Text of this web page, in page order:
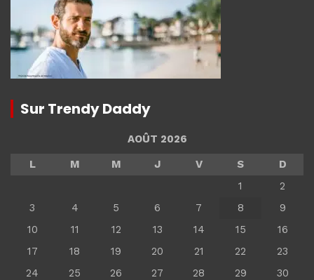
Sur Trendy Daddy
AOÛT 2026
L
M M J V S
D
1
2
3
4 5 6 7 8
9
10
11 12 13 14 15
16
17
18 19 20 21 22
23
24
25 26 27 28 29
30